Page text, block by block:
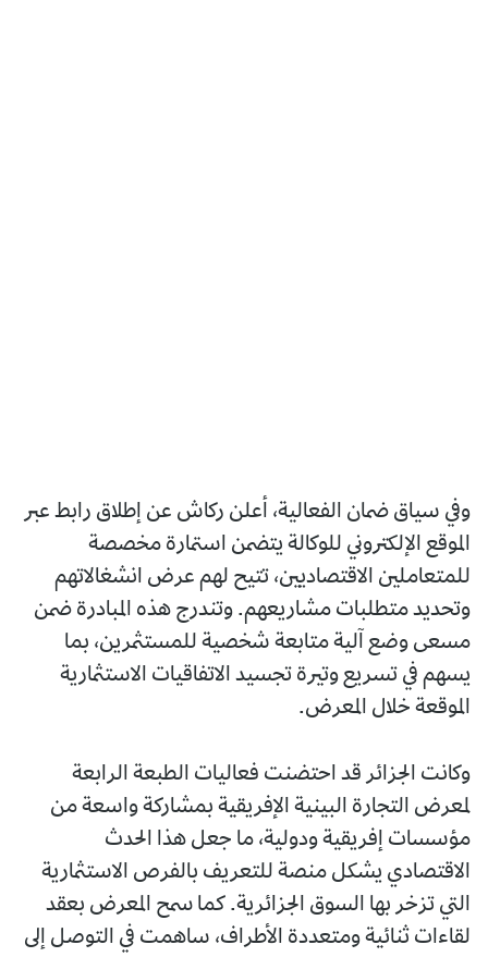
وفي سياق ضمان الفعالية، أعلن ركاش عن إطلاق رابط عبر
الموقع الإلكتروني للوكالة يتضمن استمارة مخصصة
للمتعاملين الاقتصاديين، تتيح لهم عرض انشغالاتهم
وتحديد متطلبات مشاريعهم. وتندرج هذه المبادرة ضمن
مسعى وضع آلية متابعة شخصية للمستثمرين، بما
يسهم في تسريع وتيرة تجسيد الاتفاقيات الاستثمارية
الموقعة خلال المعرض.
وكانت الجزائر قد احتضنت فعاليات الطبعة الرابعة
لمعرض التجارة البينية الإفريقية بمشاركة واسعة من
مؤسسات إفريقية ودولية، ما جعل هذا الحدث
الاقتصادي يشكل منصة للتعريف بالفرص الاستثمارية
التي تزخر بها السوق الجزائرية. كما سمح المعرض بعقد
لقاءات ثنائية ومتعددة الأطراف، ساهمت في التوصل إلى